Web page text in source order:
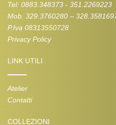
Tel: 0883.348373 - 351.2269223
Mob. 329.3760280 –
P.Iva 08313550728
Privacy Policy
LINK UTILI
Atelier
Contatti
COLLEZIONI